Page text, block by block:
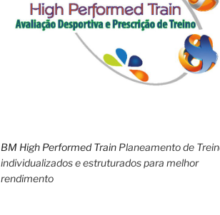
BM High Performed TrainPlaneamento de
individualizados e estruturados para melhor
rendimento